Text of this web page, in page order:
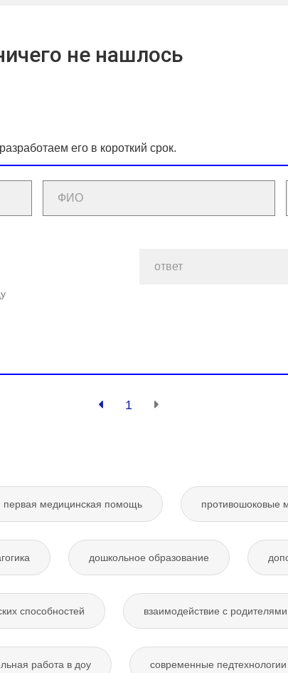
не нашлось
его в короткий срок.
1
первая медицинская помощь противошоковые
дошкольное образование
способностей взаимодействие с родителями
работа в доу современные